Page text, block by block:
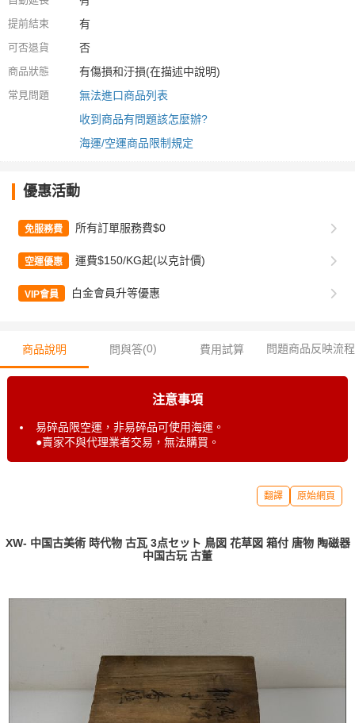
提前結束 有
可否退貨 否
商品狀態 有傷損和汙損(在描述中說明)
常見問題
無法進口商品列表
收到商品有問題該怎麼辦?
海運/空運商品限制規定
優惠活動
免服務費 所有訂單服務費$0
空運優惠 運費$150/KG起(以克計價)
VIP會員 白金會員升等優惠
商品說明 問與答(0) 費用試算 問題商品反映流程
注意事項
易碎品限空運，非易碎品可使用海運。
●賣家不與代理業者交易，無法購買。
翻譯 原始網頁
XW- 中国古美術 時代物 古瓦 3点セット 鳥図 花草図 箱付 唐物 陶磁器
中国古玩 古董